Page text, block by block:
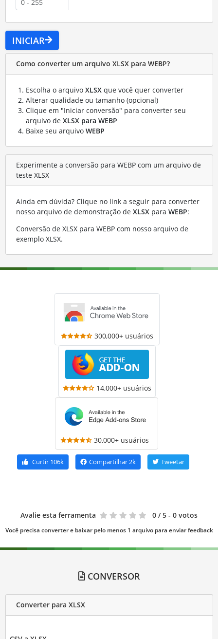
INICIAR
Como converter um arquivo XLSX para WEBP?
Escolha o arquivo XLSXque você quer converter
Alterar qualidade ou tamanho (opcional)
Clique em "Iniciar conversão" para converter seu
arquivo de XLSX para WEBP
Baixe seu arquivo WEBP
Experimente a conversão para WEBP com um arquivo de
teste XLSX
Ainda em dúvida? Clique no link a seguir para converter
nosso arquivo de demonstração de XLSXpara WEBP:
Conversão de XLSX para WEBP com nosso arquivo de
exemplo XLSX.
300,000+ usuários
14,000+ usuários
30,000+ usuários
Curtir 106k Compartilhar2k Tweetar
Avalie esta ferramenta 0 / 5 - 0 votos
Você precisa converter e baixar pelo menos 1 arquivo para enviar feedback
CONVERSOR
Converter para XLSX